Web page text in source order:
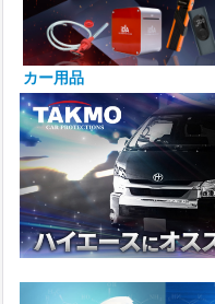
カー用品